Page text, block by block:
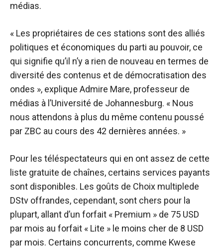
médias.
« Les propriétaires de ces stations sont des alliés
politiques et économiques du parti au pouvoir, ce
qui signifie qu’il n’y a rien de nouveau en termes de
diversité des contenus et de démocratisation des
ondes », explique Admire Mare, professeur de
médias à l’Université de Johannesburg. « Nous
nous attendons à plus du même contenu poussé
par ZBC au cours des 42 dernières années. »
Pour les téléspectateurs qui en ont assez de cette
liste gratuite de chaînes, certains services payants
sont disponibles. Les goûts de Choix multiplede
DStv offrandes, cependant, sont chers pour la
plupart, allant d’un forfait « Premium » de 75 USD
par mois au forfait « Lite » le moins cher de 8 USD
par mois. Certains concurrents, comme Kwese